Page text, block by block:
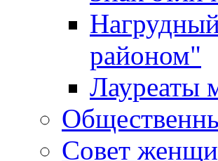
районом"
Лауреаты
Совет